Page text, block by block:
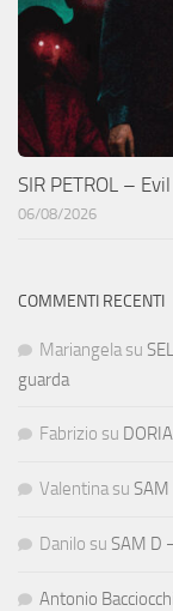
SIR PETROL –
06/08/2026
COMMENTI RECENTI
Mariangela su
guarda
Fabrizio su
Valentina su
Danilo su SAM D
Antonio Bacciocchi